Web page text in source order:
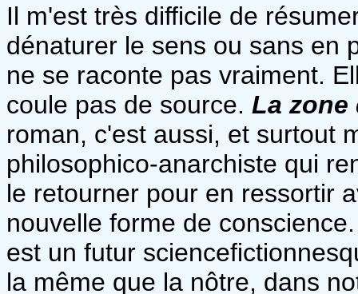
Il m'est très difficile de
dénaturer le sens ou sans en
ne se raconte pas vraiment.
coule pas de source. La zone
roman, c'est aussi, et surtout
philosophico-anarchiste qui
le retourner pour en ressortir
nouvelle forme de
est un futur
la même que la nôtre, dans